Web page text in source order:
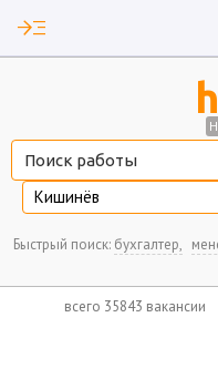
read_more
Кишинёв
Быстрый поиск: бухгалтер,
всего 35843 вакансии
нет